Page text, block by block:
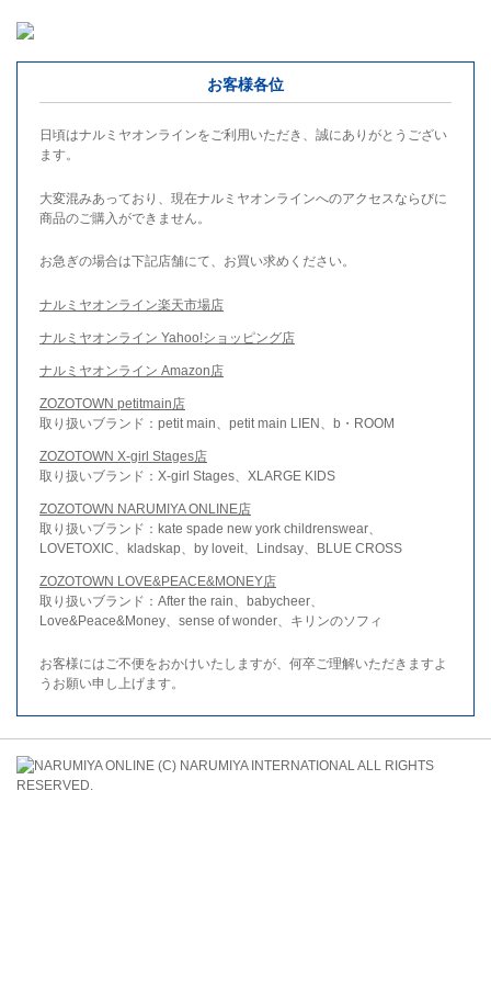
お客様各位
日頃はナルミヤオンラインをご利用いただき、誠にありがとうござい
ます。
大変混みあっており、現在ナルミヤオンラインへのアクセスならびに
商品のご購入ができません。
お急ぎの場合は下記店舗にて、お買い求めください。
ナルミヤオンライン楽天市場店
ナルミヤオンライン Yahoo!ショッピング店
ナルミヤオンライン Amazon店
ZOZOTOWN petitmain店
取り扱いブランド：petit main、petit main LIEN、b・ROOM
ZOZOTOWN X-girl Stages店
取り扱いブランド：X-girl Stages、XLARGE KIDS
ZOZOTOWN NARUMIYA ONLINE店
取り扱いブランド：kate spade new york childrenswear、
LOVETOXIC、kladskap、by loveit、Lindsay、BLUE CROSS
ZOZOTOWN LOVE&PEACE&MONEY店
取り扱いブランド：After the rain、babycheer、
Love&Peace&Money、sense of wonder、キリンのソフィ
お客様にはご不便をおかけいたしますが、何卒ご理解いただきますよ
うお願い申し上げます。